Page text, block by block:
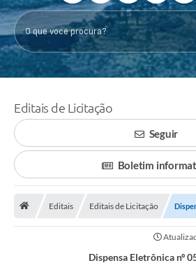
O que voce procura?
Editais de Licitação
Seguir
Boletim
Editais Editais de Licitação
Dispensa Eletrônica nº